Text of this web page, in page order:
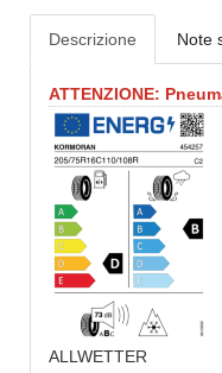
Descrizione Note
ATTENZIONE:
ALLWETTER